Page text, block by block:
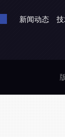
新闻动态